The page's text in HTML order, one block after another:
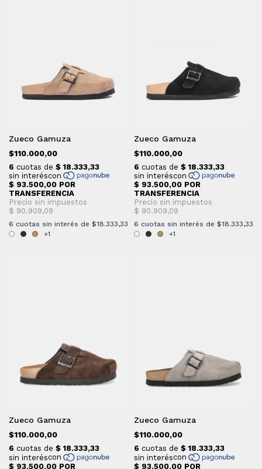
Zueco Gamuza
$110.000,00
6 cuotas sin interés de $18.333,33
+1
Zueco Gamuza
$110.000,00
6 cuotas sin interés de $18.333,33
+1
Zueco Gamuza
$110.000,00
Zueco Gamuza
$110.000,00